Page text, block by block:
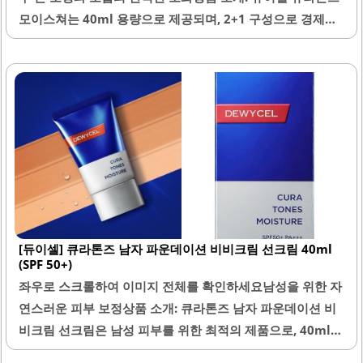
모이스쳐는 40ml 용량으로 제공되며, 2+1 구성으로 경제적
인 선택이 가능합니다. 이 제품은 SPF 50+의 자외선 차단 기
능을 갖추고 있어, 외부 환경으로부터 피부를 효과적으로 보
호합니다. 크림 타입의 제형으로, 피부에 부드럽게 펴 발리며
끈적임 없이 빠르게 흡수되는 특징이 있습니다.사용 후에는
피부 속까지 수분이 채워지는 느낌을 주어, 특히 건조한 날에
도 편안한 사용감을 제공합니다. 자연스러운 색감으로 피부
톤을 보정하며, 과도한 커버가 아닌 자연스러운 커버력을 자
랑합니다. 향이 거의 느껴지지 않아 민감한 피부를 가진 분들
도 부담 없이 사용할 수 있습니다.보습 지속력이 뛰어나 하루
종일 피부가 편안하게 유지되며, 데일리 보습 제품으로 적합
합니다. 이 제품은..
[듀이셀] 큐라톤즈 남자 파운데이션 비비크림 선크림 40ml
(SPF 50+)
좌우로 스크롤하여 이미지 전체를 확인하세요남성을 위한 자
연스러운 피부 보정상품 소개: 큐라톤즈 남자 파운데이션 비
비크림 선크림은 남성 피부를 위한 최적의 제품으로, 40ml
용량에 SPF 50+를 자랑합니다. 이 제품은 자연스러운 피부